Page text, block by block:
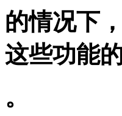
的情况下
这些功能
。